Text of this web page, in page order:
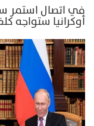
في اتصال استمر
أوكرانيا ستواجه